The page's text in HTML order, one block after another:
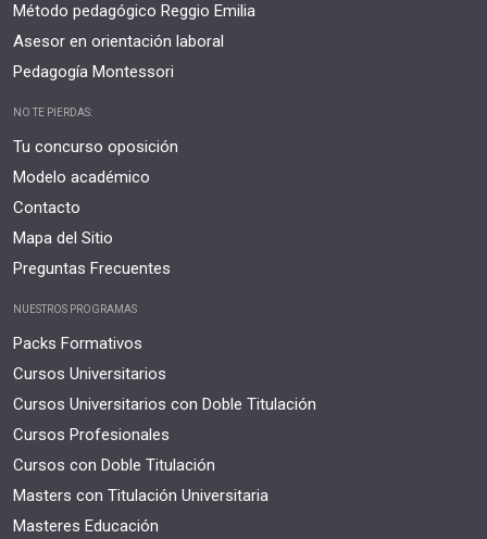
Método pedagógico Reggio Emilia
Asesor en orientación laboral
Pedagogía Montessori
NO TE PIERDAS:
Tu concurso oposición
Modelo académico
Contacto
Mapa del Sitio
Preguntas Frecuentes
NUESTROS PROGRAMAS
Packs Formativos
Cursos Universitarios
Cursos Universitarios con Doble Titulación
Cursos Profesionales
Cursos con Doble Titulación
Masters con Titulación Universitaria
Masteres Educación